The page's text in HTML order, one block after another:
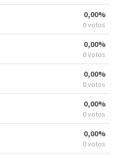
0,00%
0 votos
0,00%
0 votos
0,00%
0 votos
0,00%
0 votos
0,00%
0 votos